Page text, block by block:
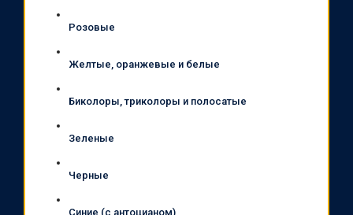
Розовые
Желтые, оранжевые и белые
Биколоры, триколоры и полосатые
Зеленые
Черные
Синие (с антоцианом)